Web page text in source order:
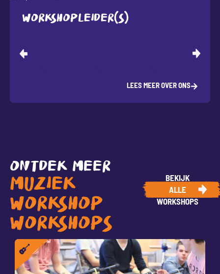
WORKSHOPLEIDER(S)
LEES MEER OVER ONS
ONTDEK MEER
MUZIEK
WORKSHOP
WORKSHOPS
BEKIJK
ALLE
WORKSHOPS